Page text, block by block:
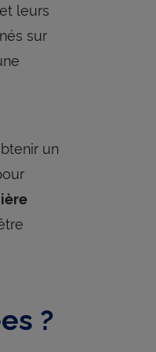
leurs
sur
un
?